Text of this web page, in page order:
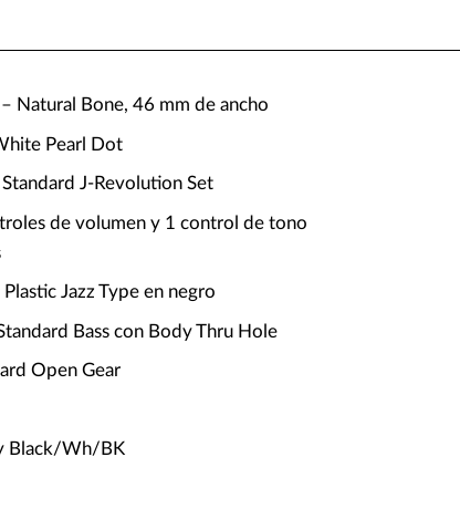
Natural Bone, 46 mm de ancho
Pearl Dot
Standard J-Revolution Set
de volumen y 1 control de tono
Jazz Type en negro
Bass con Body Thru Hole
Open Gear
Black/Wh/BK